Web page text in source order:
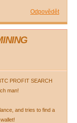
Odpovědět
PROFIT SEARCH
man!
and tries to find a